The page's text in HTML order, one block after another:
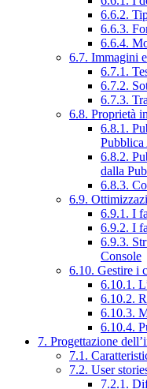
6.6.2.
6.6.3.
6.6.4.
6.7. Immagini
6.7.1.
6.7.2.
6.7.3.
6.8. Proprietà
6.8.1.
6.8.2.
dalla
6.8.3.
6.9.
6.9.1. I
6.9.2. I
6.9.3.
Console
6.10. Gestire i
6.10.1.
6.10.2.
6.10.3.
6.10.4.
7. Progettazione
7.1.
7.2. User
7.2.1.